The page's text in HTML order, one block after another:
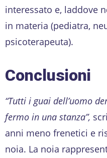
interessato e, laddove
in materia (pediatra,
psicoterapeuta).
Conclusioni
“Tutti i guai dell’uomo
fermo in una stanza”,
anni meno frenetici e
noia. La noia